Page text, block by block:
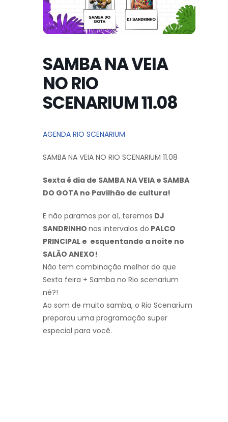
SAMBA NA VEIA
NO RIO
SCENARIUM 11.08
AGENDA RIO SCENARIUM
SAMBA NA VEIA NO RIO SCENARIUM 11.08
Sexta é dia de SAMBA NA VEIA e SAMBA
DO GOTA no Pavilhão de cultura!
E não paramos por aí, teremos DJ
SANDRINHO nos intervalos do PALCO
PRINCIPAL e esquentando a noite no
SALÃO ANEXO!
Não tem combinação melhor do que
Sexta feira + Samba no Rio scenarium
né?!
Ao som de muito samba, o Rio Scenarium
preparou uma programação super
especial para você.